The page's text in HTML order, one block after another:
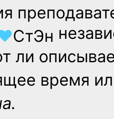
СтЭн
ли
время